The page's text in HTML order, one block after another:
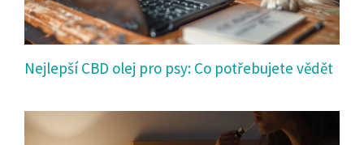
Nejlepší CBD olej pro psy: Co potřebujete vědět